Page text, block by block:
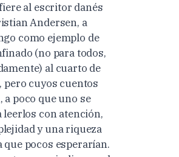
al escritor danés
Andersen, a
como ejemplo de
(no para todos,
al cuarto de
pero cuyos cuentos
a poco que uno se
leerlos con atención,
y una riqueza
que pocos esperarían.